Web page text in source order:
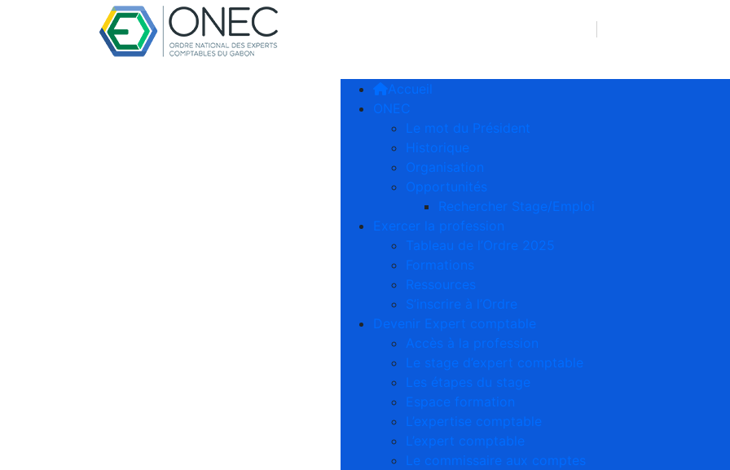
Accueil
ONEC
Le mot du Président
Historique
Organisation
Opportunités
Rechercher Stage/Emploi
Exercer la profession
Tableau de l’Ordre 2025
Formations
Ressources
S’inscrire à l’Ordre
Devenir Expert comptable
Accès à la profession
Le stage d’expert comptable
Les étapes du stage
Espace formation
L’expertise comptable
L’expert comptable
Le commissaire aux comptes